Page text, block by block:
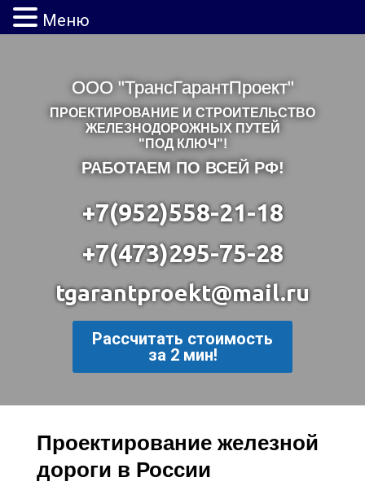
ООО "ТрансГарантПроект"
ПРОЕКТИРОВАНИЕ И СТРОИТЕЛЬСТВО
ЖЕЛЕЗНОДОРОЖНЫХ ПУТЕЙ
"ПОД КЛЮЧ"!
РАБОТАЕМ ПО ВСЕЙ РФ!
+7(952)558-21-18
+7(473)295-75-28
tgarantproekt@mail.ru
Рассчитать стоимость
за 2 мин!
Проектирование железной
дороги в России
Меню